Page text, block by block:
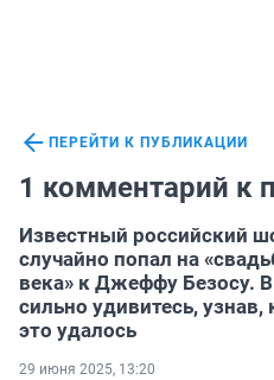
ПЕРЕЙТИ К ПУБЛИКАЦИИ
1 комментарий к
Известный российский
случайно попал на
века» к Джеффу Безосу.
сильно удивитесь, узнав,
это удалось
29 июня 2025, 13:20